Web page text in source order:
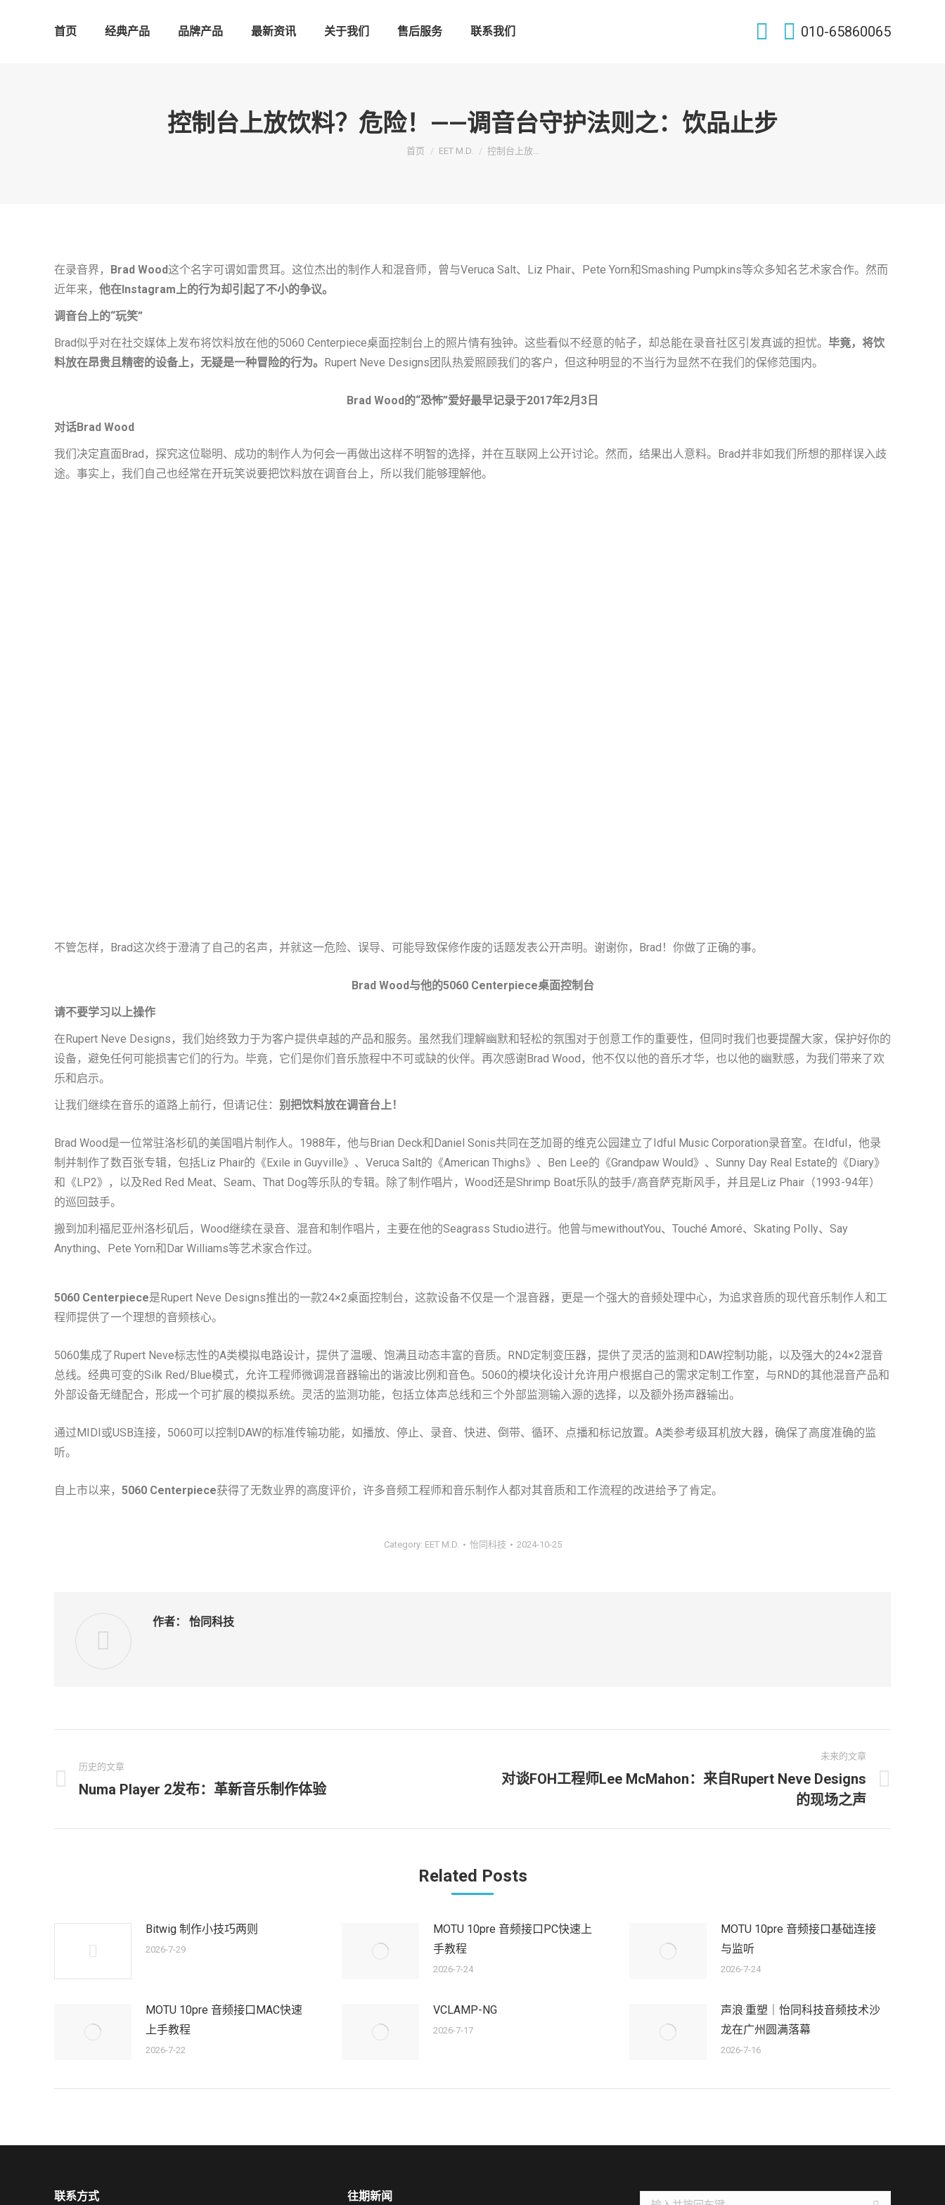
首页 经典产品 品牌产品 最新资讯 关于我们 售后服务 联系我们 010-65860065
控制台上放饮料？危险！——调音台守护法则之：饮品止步
您在这里：
首页 EET M.D. 控制台上放…
在录音界， Brad Wood这个名字可谓如雷贯耳。这位杰出的制作人和混音师，曾与Veruca Salt、Liz Phair、Pete Yorn和Smashing Pumpkins等众多知名艺术家合作。然而
近年来， 他在Instagram上的行为却引起了不小的争议。
调音台上的“玩笑”
Brad似乎对在社交媒体上发布将饮料放在他的5060 Centerpiece桌面控制台上的照片情有独钟。这些看似不经意的帖子，却总能在录音社区引发真诚的担忧。 毕竟，将饮
料放在昂贵且精密的设备上，无疑是一种冒险的行为。 Rupert Neve Designs团队热爱照顾我们的客户，但这种明显的不当行为显然不在我们的保修范围内。
Brad Wood的“恐怖”爱好最早记录于2017年2月3日
对话Brad Wood
我们决定直面Brad，探究这位聪明、成功的制作人为何会一再做出这样不明智的选择，并在互联网上公开讨论。然而，结果出人意料。Brad并非如我们所想的那样误入歧
途。事实上，我们自己也经常在开玩笑说要把饮料放在调音台上，所以我们能够理解他。
不管怎样，Brad这次终于澄清了自己的名声，并就这一危险、误导、可能导致保修作废的话题发表公开声明。谢谢你，Brad！你做了正确的事。
Brad Wood与他的5060 Centerpiece桌面控制台
请不要学习以上操作
在Rupert Neve Designs，我们始终致力于为客户提供卓越的产品和服务。虽然我们理解幽默和轻松的氛围对于创意工作的重要性，但同时我们也要提醒大家，保护好你的
设备，避免任何可能损害它们的行为。毕竟，它们是你们音乐旅程中不可或缺的伙伴。再次感谢Brad Wood，他不仅以他的音乐才华，也以他的幽默感，为我们带来了欢
乐和启示。
让我们继续在音乐的道路上前行，但请记住： 别把饮料放在调音台上！
Brad Wood是一位常驻洛杉矶的美国唱片制作人。1988年，他与Brian Deck和Daniel Sonis共同在芝加哥的维克公园建立了Idful Music Corporation录音室。在Idful，他录
制并制作了数百张专辑，包括Liz Phair的《Exile in Guyville》、Veruca Salt的《American Thighs》、Ben Lee的《Grandpaw Would》、Sunny Day Real Estate的《Diary》
和《LP2》，以及Red Red Meat、Seam、That Dog等乐队的专辑。除了制作唱片，Wood还是Shrimp Boat乐队的鼓手/高音萨克斯风手，并且是Liz Phair（1993-94年）
的巡回鼓手。
搬到加利福尼亚州洛杉矶后，Wood继续在录音、混音和制作唱片，主要在他的Seagrass Studio进行。他曾与mewithoutYou、Touché Amoré、Skating Polly、Say
Anything、Pete Yorn和Dar Williams等艺术家合作过。
5060 Centerpiece是Rupert Neve Designs推出的一款24×2桌面控制台，这款设备不仅是一个混音器，更是一个强大的音频处理中心，为追求音质的现代音乐制作人和工
程师提供了一个理想的音频核心。
5060集成了Rupert Neve标志性的A类模拟电路设计，提供了温暖、饱满且动态丰富的音质。RND定制变压器，提供了灵活的监测和DAW控制功能，以及强大的24×2混音
总线。经典可变的Silk Red/Blue模式，允许工程师微调混音器输出的谐波比例和音色。5060的模块化设计允许用户根据自己的需求定制工作室，与RND的其他混音产品和
外部设备无缝配合，形成一个可扩展的模拟系统。灵活的监测功能，包括立体声总线和三个外部监测输入源的选择，以及额外扬声器输出。
通过MIDI或USB连接，5060可以控制DAW的标准传输功能，如播放、停止、录音、快进、倒带、循环、点播和标记放置。A类参考级耳机放大器，确保了高度准确的监
听。
自上市以来， 5060 Centerpiece获得了无数业界的高度评价，许多音频工程师和音乐制作人都对其音质和工作流程的改进给予了肯定。
Category: EET M.D. 怡同科技 2024-10-25
作者： 怡同科技
章
航
历史的文章
历
的
Numa Player 2发布：革新音乐制作体验
未来的文章
未
的
对谈FOH工程师Lee McMahon：来自Rupert Neve Designs
的现场之声
Related Posts
Bitwig 制作小技巧两则
2026-7-29
MOTU 10pre 音频接口PC快速上
手教程
2026-7-24
MOTU 10pre 音频接口基础连接
与监听
2026-7-24
MOTU 10pre 音频接口MAC快速
上手教程
2026-7-22
VCLAMP-NG
2026-7-17
声浪·重塑｜怡同科技音频技术沙
龙在广州圆满落幕
2026-7-16
联系方式 往期新闻 Search: